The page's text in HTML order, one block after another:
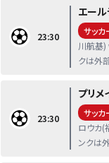
23:30
エール
サッカ
川航基)
クは外
23:30
プリメ
サッカ
ロウカ(
ンクは